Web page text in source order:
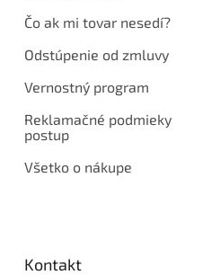
Čo ak mi tovar nesedí?
Odstúpenie od zmluvy
Vernostný program
Reklamačné podmieky
postup
Všetko o nákupe
Kontakt